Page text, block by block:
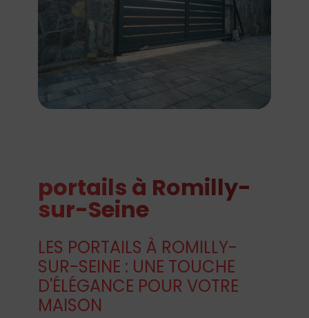
portails à Romilly-
sur-Seine
LES PORTAILS À ROMILLY-
SUR-SEINE : UNE TOUCHE
D'ÉLÉGANCE POUR VOTRE
MAISON